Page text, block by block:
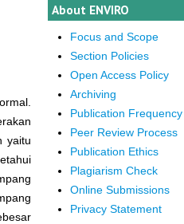
About ENVIRO
Focus and Scope
Section Policies
Open Access Policy
Archiving
Publication Frequency
Peer Review Process
Publication Ethics
Plagiarism Check
Online Submissions
Privacy Statement
yaitu